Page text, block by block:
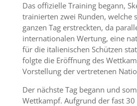
Das offizielle Training begann,
trainierten zwei Runden, welche
ganzen Tag erstreckten, da
internationalen Wertung, eine
für die italienischen Schützen
folgte die Eröffnung des
Vorstellung der vertretenen
Der nächste Tag begann und
Wettkampf. Aufgrund der fast